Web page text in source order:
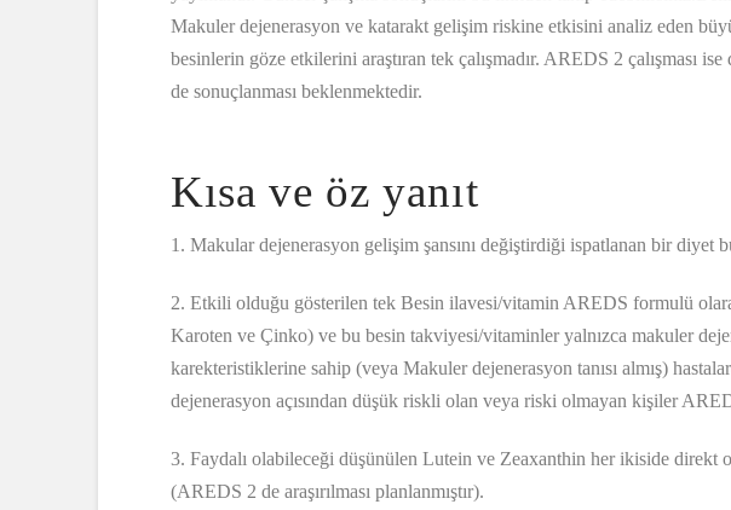
Makuler dejenerasyon ve katarakt gelişim riskine etkisini analiz eden
besinlerin göze etkilerini araştıran tek çalışmadır. AREDS 2 çalışması
de sonuçlanması beklenmektedir.
Kısa ve öz yanıt
1. Makular dejenerasyon gelişim şansını değiştirdiği ispatlanan bir diyet
2. Etkili olduğu gösterilen tek Besin ilavesi/vitamin AREDS formulü
Karoten ve Çinko) ve bu besin takviyesi/vitaminler yalnızca makuler
karekteristiklerine sahip (veya Makuler dejenerasyon tanısı almış)
dejenerasyon açısından düşük riskli olan veya riski olmayan kişiler
3. Faydalı olabileceği düşünülen Lutein ve Zeaxanthin her ikiside direkt
(AREDS 2 de araşırılması planlanmıştır).